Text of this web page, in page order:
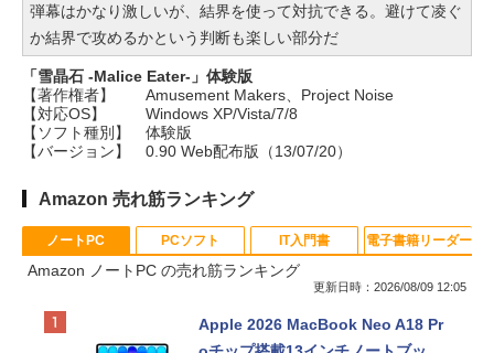
弾幕はかなり激しいが、結界を使って対抗できる。避けて凌ぐ
か結界で攻めるかという判断も楽しい部分だ
「雪晶石 -Malice Eater-」体験版
【著作権者】
Amusement Makers、Project Noise
【対応OS】
Windows XP/Vista/7/8
【ソフト種別】
体験版
【バージョン】
0.90 Web配布版（13/07/20）
Amazon 売れ筋ランキング
ノートPC
Amazon ノートPC の売れ筋ランキング
更新日時：2026/08/09 12:05
Apple 2026 MacBook Neo A18 Pr
PCソフト IT入門書 電子書籍リーダー